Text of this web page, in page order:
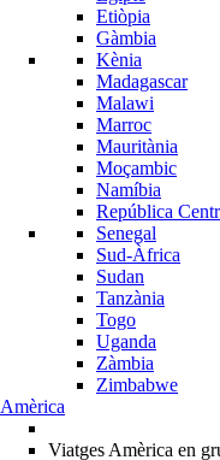
Etiòpia
Gàmbia
Kènia
Madagascar
Malawi
Marroc
Mauritània
Moçambic
Namíbia
República
Senegal
Sud-Àfrica
Sudan
Tanzània
Togo
Uganda
Zàmbia
Zimbabwe
Amèrica
Viatges Amèrica en